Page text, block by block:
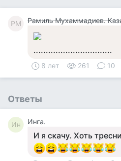
РМ Рамиль Мухаммадиев.
................................
8 лет 261 10
Ответы
Ин Инга.
И я скачу. Хоть